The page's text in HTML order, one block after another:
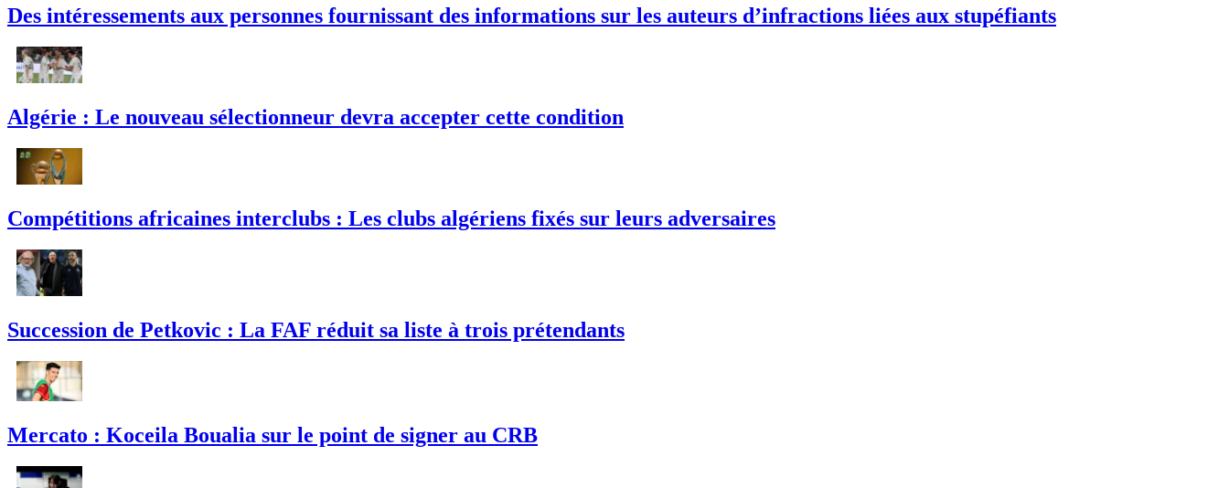
Des intéressements aux personnes fournissant des informations sur les auteurs d’infractions liées aux stupéfiants
Algérie : Le nouveau sélectionneur devra accepter cette condition
Compétitions africaines interclubs : Les clubs algériens fixés sur leurs adversaires
Succession de Petkovic : La FAF réduit sa liste à trois prétendants
Mercato : Koceila Boualia sur le point de signer au CRB